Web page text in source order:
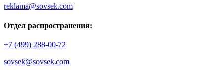
reklama@sovsek.com
Отдел распространения:
+7 (499) 288-00-72
sovsek@sovsek.com